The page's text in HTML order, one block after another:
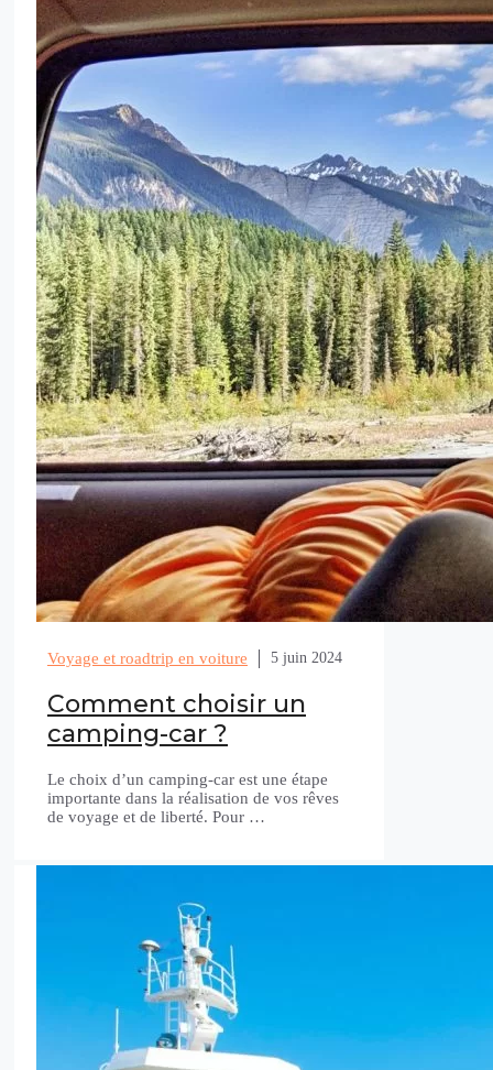
Voyage et roadtrip en voiture 5 juin 2024
Comment choisir un
camping-car ?
Le choix d’un camping-car est une étape
importante dans la réalisation de vos rêves
de voyage et de liberté. Pour …